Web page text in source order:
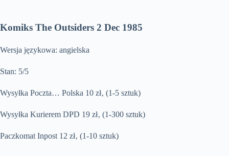
Komiks The Outsiders 2 Dec 1985
Wersja językowa: angielska
Stan: 5/5
Wysyłka Poczta… Polska 10 zł‚ (1-5 sztuk)
Wysyłka Kurierem DPD 19 zł‚ (1-300 sztuk)
Paczkomat Inpost 12 zł‚ (1-10 sztuk)